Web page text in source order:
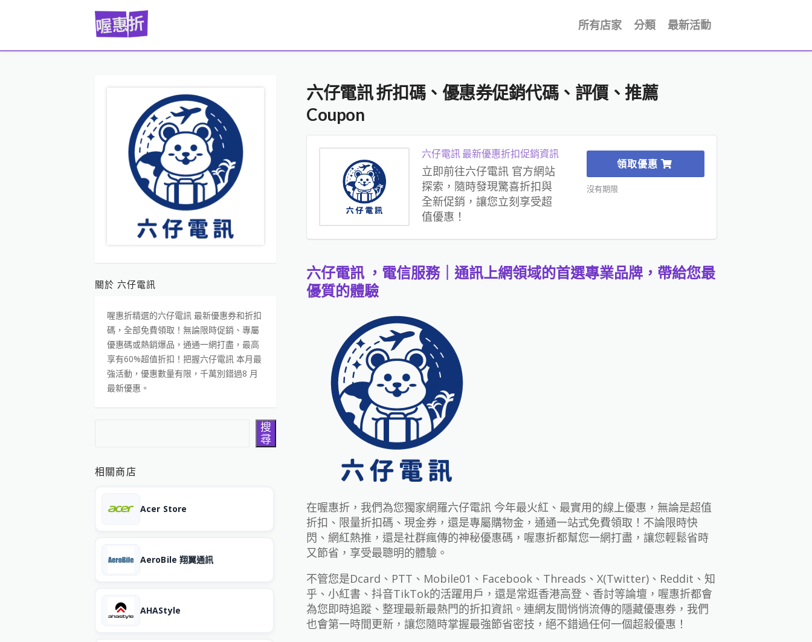
所有店家 分類 最新活動
六仔電訊 折扣碼、優惠券促銷代碼、評價、推薦
Coupon
六仔電訊 最新優惠折扣促銷資訊
立即前往六仔電訊 官方網站
探索，隨時發現驚喜折扣與
全新促銷，讓您立刻享受超
值優惠！
領取優惠
沒有期限
六仔電訊 ，電信服務｜通訊上網領域的首選專業品牌，帶給您最
優質的體驗
在喔惠折，我們為您獨家網羅六仔電訊 今年最火紅、最實用的線上優惠，無論是超值
折扣、限量折扣碼、現金券，還是專屬購物金，通通一站式免費領取！不論限時快
閃、網紅熱推，還是社群瘋傳的神秘優惠碼，喔惠折都幫您一網打盡，讓您輕鬆省時
又節省，享受最聰明的體驗。
不管您是Dcard、PTT、Mobile01、Facebook、Threads、X(Twitter)、Reddit、知
乎、小紅書、抖音TikTok的活躍用戶，還是常逛香港高登、香討等論壇，喔惠折都會
為您即時追蹤、整理最新最熱門的折扣資訊。連網友間悄悄流傳的隱藏優惠券，我們
也會第一時間更新，讓您隨時掌握最強節省密技，絕不錯過任何一個超殺優惠！
關於 六仔電訊
喔惠折精選的六仔電訊 最新優惠券和折扣
碼，全部免費領取！無論限時促銷、專屬
優惠碼或熱銷爆品，通通一網打盡，最高
享有60%超值折扣！把握六仔電訊 本月最
強活動，優惠數量有限，千萬別錯過8 月
最新優惠。
搜
尋
相關商店
Acer Store
AeroBile 翔翼通訊
AHAStyle